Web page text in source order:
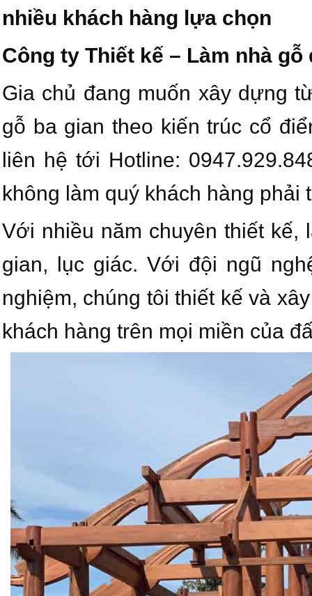
nhiều khách hàng lựa chọn
Công ty Thiết kế – Làm nhà gỗ
Gia chủ đang muốn xây dựng
gỗ ba gian theo kiến trúc cổ
liên hệ tới Hotline:
không làm quý khách hàng phải
Với nhiều năm chuyên thiết kế,
gian, lục giác. Với đội ngũ
nghiệm, chúng tôi thiết kế và
khách hàng trên mọi miền của